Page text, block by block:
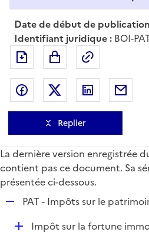
Date de début de
Identifiant juridique : BOI-
Exporter le document
Partager sur Facebook
Partager sur Twitter
Partager
Replier
La dernière version enregistrée
contient pas ce document. Sa
présentée ci-dessous.
p
PAT - Impôts sur le
DImpôt sur la fortune